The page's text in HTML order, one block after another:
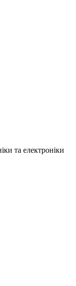
та електроніки